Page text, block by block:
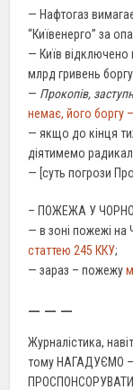
— Нафтогаз
“Київенерго” за
— Київ відключено
млрд гривень
— Прокопів,
немає, його боргу
— якщо до кінця
діятимемо
— [суть погрози
– ПОЖЕЖА У
— в зоні пожежі
статтею 245 ККУ;
— зараз – пожежу
— — —
Журналістика,
тому НАГАДУЄМО –